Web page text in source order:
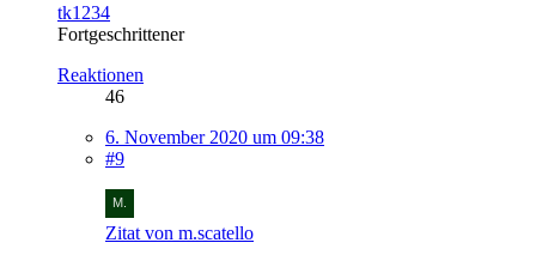
tk1234
Fortgeschrittener
Reaktionen
46
6. November 2020 um 09:38
#9
Zitat von m.scatello